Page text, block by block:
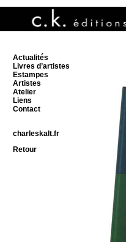
Actualités
Livres d’artistes
Estampes
Artistes
Atelier
Liens
Contact
charleskalt.fr
Retour